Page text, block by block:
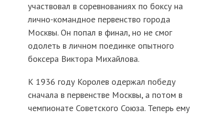
участвовал в соревнованиях по боксу на
лично-командное первенство города
Москвы. Он попал в финал, но не смог
одолеть в личном поединке опытного
боксера Виктора Михайлова.
К 1936 году Королев одержал победу
сначала в первенстве Москвы, а потом в
чемпионате Советского Союза. Теперь ему